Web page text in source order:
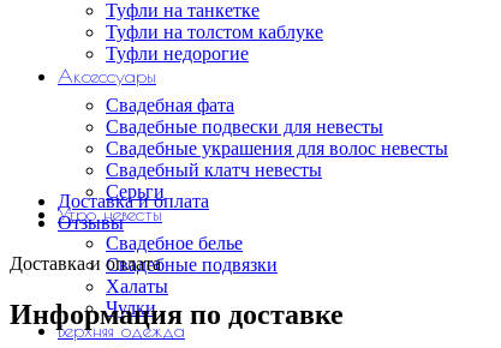
Туфли на танкетке
Туфли на толстом каблуке
Туфли недорогие
Аксессуары
Свадебная фата
Свадебные подвески для невесты
Свадебные украшения для волос невесты
Свадебный клатч невесты
Серьги
Утро невесты
Свадебное белье
Свадебные подвязки
Халаты
Чулки
Верхняя одежда
Доставка и оплата
Отзывы
Доставка и оплата
Информация по доставке